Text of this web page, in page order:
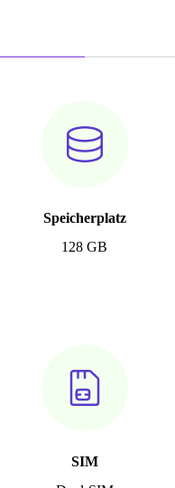
Speicherplatz
128 GB
SIM